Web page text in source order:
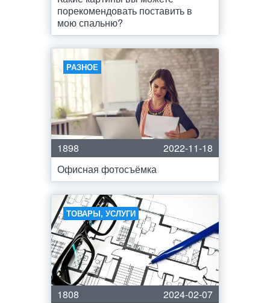
порекомендовать поставить в
мою спальню?
РАЗНОЕ
1898
2022-11-18
Офисная фотосъёмка
ТОВАРЫ, УСЛУГИ
1808
2024-02-07